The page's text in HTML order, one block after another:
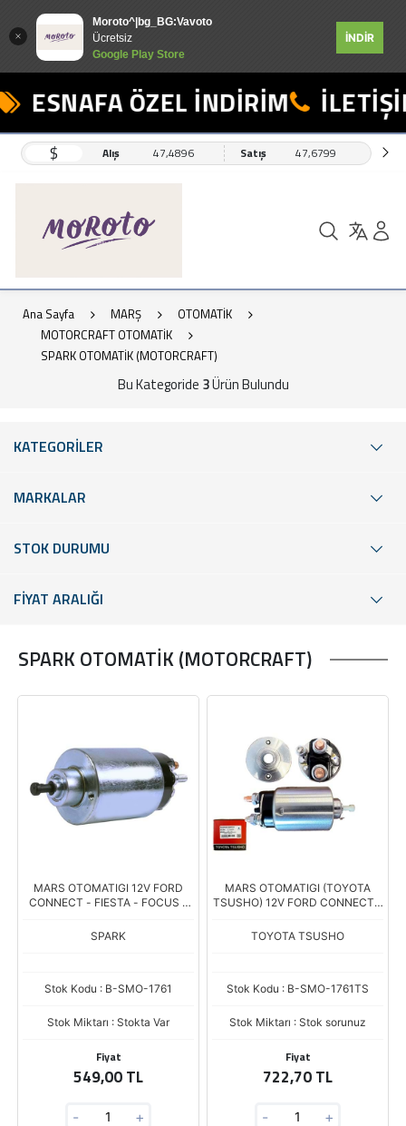
Moroto^|bg_BG:Vavoto
Ücretsiz
Google Play Store
İNDİR
ESNAFA ÖZEL İNDİRİM
$ Alış 47,4896 Satış 47,6799
Ana Sayfa MARŞ
OTOMATİK
MOTORCRAFT OTOMATİK
SPARK OTOMATİK (MOTORCRAFT)
Bu Kategoride 3Ürün Bulundu
KATEGORİLER
MARKALAR
STOK DURUMU
FİYAT ARALIĞI
SPARK OTOMATİK (MOTORCRAFT)
MARS OTOMATIGI 12V FORD
CONNECT - FIESTA - FOCUS -
F203 - ZM-1761 - ZM-1761C)
SPARK
Stok Kodu : B-SMO-1761
Stok Miktarı : Stokta Var
Fiyat
549,00 TL
- +
MARS OTOMATIGI (TOYOTA
TSUSHO) 12V FORD CONNECT -
MONDEO - KA (CBS-F203 - ZM-
TOYOTA TSUSHO
Stok Kodu : B-SMO-1761TS
Stok Miktarı : Stok sorunuz
Fiyat
722,70 TL
- +